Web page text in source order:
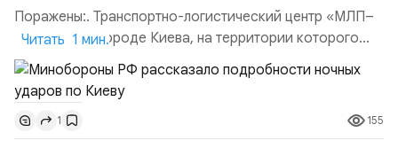
Поражены:. Транспортно-логистический центр «МЛП–
Чайка» в пригороде Киева, на территории которого
осуществлялось хранение, сборка а также запуск с
прилегающего полевого аэродром «Чайка»
дальнобойных БПЛА ВСУ; Складские помещения
«Транс-Логистик» в Оболонском районе г. Киев,
использовавшиеся для хранения военного
Читать 1 мин.
1 155